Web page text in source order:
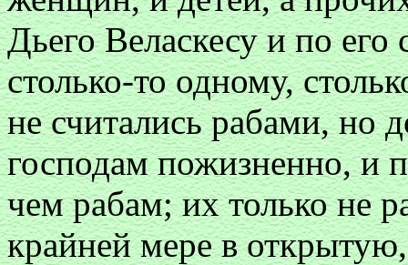
Дьего Веласкесу и по
столько-то одному,
не считались рабами, но
господам пожизненно, и
чем рабам; их только не
крайней мере в